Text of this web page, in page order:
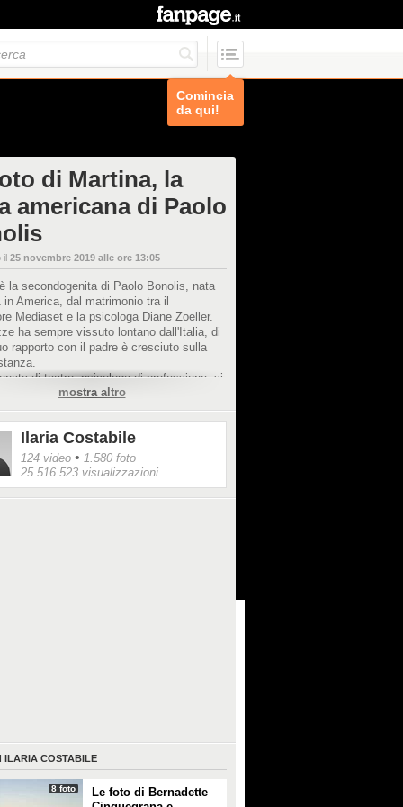
Comincia
da qui!
di Martina, la
americana di Paolo
il 25 novembre 2019 alle ore 13:05
la secondogenita di Paolo Bonolis, nata
in America, dal matrimonio tra il
Mediaset e la psicologa Diane Zoeller.
ha sempre vissuto lontano dall'Italia, di
rapporto con il padre è cresciuto sulla
di teatro, psicologa di professione, si
nel novembre 2019 con il suo
mostra altro
Ilaria Costabile
124 video • 1.580 foto
25.516.523 visualizzazioni
ILARIA COSTABILE
8 foto
Le foto di Bernadette